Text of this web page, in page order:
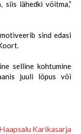
siis lähedki võitma,”
sind edasi
selline kohtumine
juuli lõpus või
Haapsalu Karikasarja